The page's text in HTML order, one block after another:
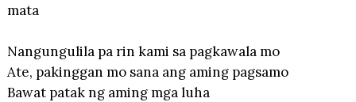
mata
Nangungulila pa rin kami sa pagkawala mo
Ate, pakinggan mo sana ang aming pagsamo
Bawat patak ng aming mga luha